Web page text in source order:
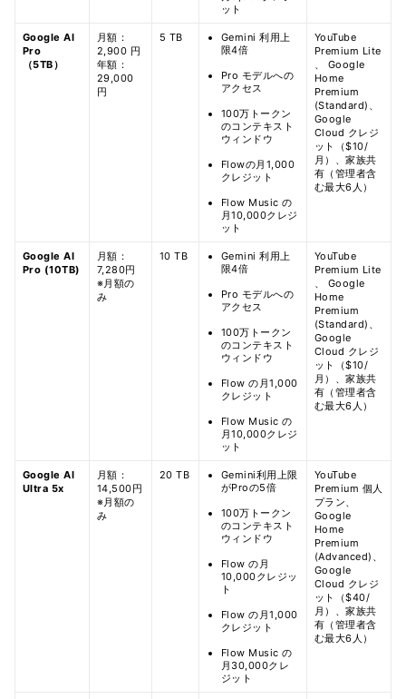
ット
Google AI
Pro
（5TB）
月額：
2,900 円
年額：
29,000
円
5 TB
Gemini 利用上
限4倍
Pro モデルへの
アクセス
100万トークン
のコンテキスト
ウィンドウ
Flowの月1,000
クレジット
Flow Music の
月10,000クレジ
ット
YouTube
Premium Lite
、 Google
Home
Premium
(Standard)、
Google
Cloud クレジ
ット（$10/
月）、家族共
有（管理者含
む最大6人）
Google AI
Pro (10TB)
月額：
7,280円
※月額の
み
10 TB
Gemini 利用上
限4倍
Pro モデルへの
アクセス
100万トークン
のコンテキスト
ウィンドウ
Flow の月1,000
クレジット
Flow Music の
月10,000クレジ
ット
YouTube
Premium Lite
、 Google
Home
Premium
(Standard)、
Google
Cloud クレジ
ット（$10/
月）、家族共
有（管理者含
む最大6人）
Google AI
Ultra 5x
月額：
14,500円
※月額の
み
20 TB
Gemini利用上限
がProの5倍
100万トークン
のコンテキスト
ウィンドウ
Flow の月
10,000クレジッ
ト
Flow の月1,000
クレジット
Flow Music の
月30,000クレ
ジット
YouTube
Premium 個人
プラン、
Google
Home
Premium
(Advanced)、
Google
Cloud クレジ
ット（$40/
月）、家族共
有（管理者含
む最大6人）